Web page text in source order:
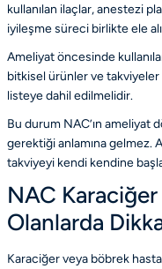
kullanılan ilaçlar, anestezi
iyileşme süreci birlikte ele
Ameliyat öncesinde
bitkisel ürünler ve takviyeler
listeye dahil edilmelidir.
Bu durum NAC’ın ameliyat
gerektiği anlamına gelmez.
takviyeyi kendi kendine
NAC Karaciğer
Olanlarda
Karaciğer veya böbrek